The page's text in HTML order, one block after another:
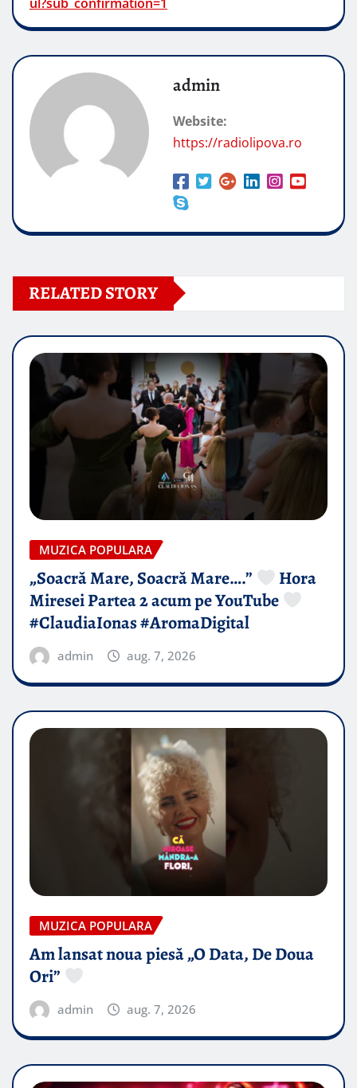
admin
Website:
https://radiolipova.ro
RELATED STORY
MUZICA POPULARA
„Soacră Mare, Soacră Mare….”
Hora
Miresei Partea 2 acum pe YouTube
#ClaudiaIonas #AromaDigital
admin aug. 7, 2026
MUZICA POPULARA
Am lansat noua piesă „O Data, De Doua
Ori”
admin aug. 7, 2026